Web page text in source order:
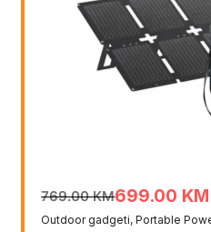
769.00KM699.00 KM
Outdoor gadgeti,Portable